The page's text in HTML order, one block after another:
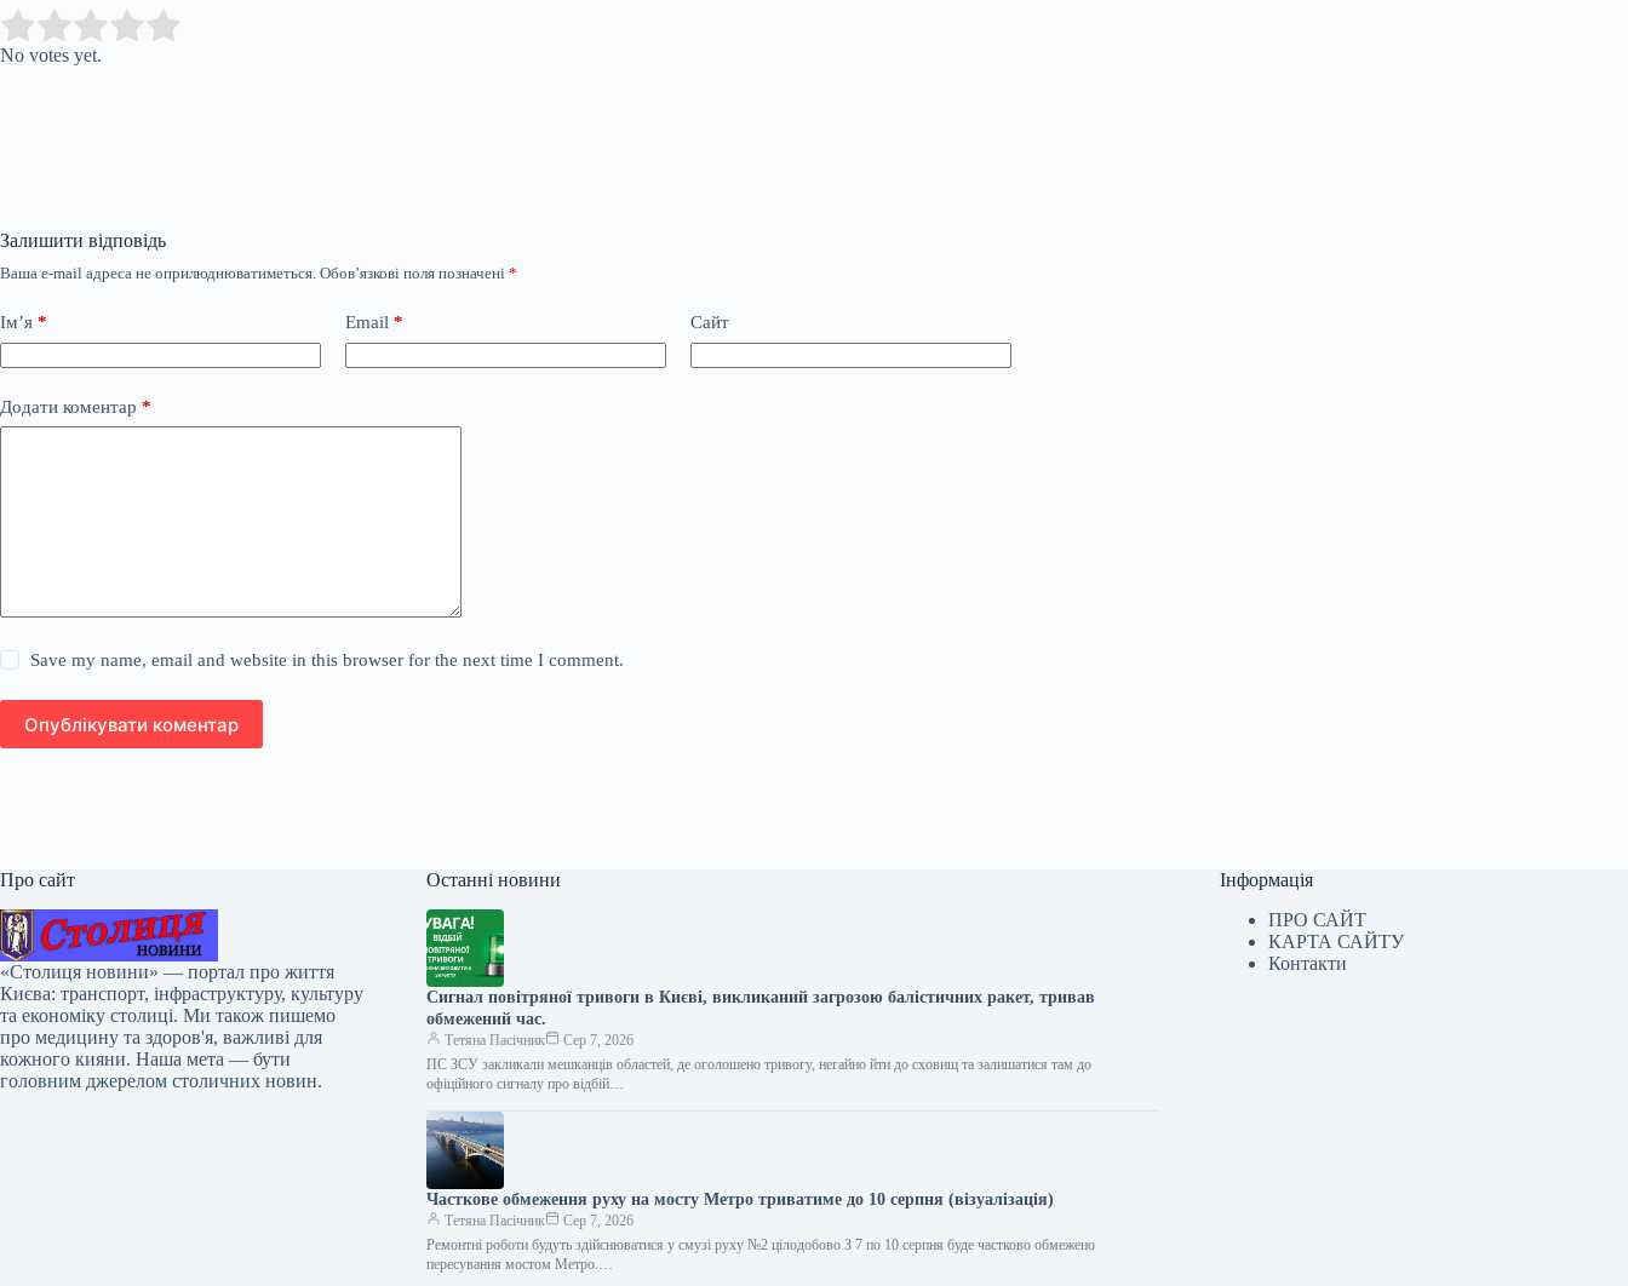
Rate this item:
No votes yet.
Залишити відповідь
Ваша e-mail адреса не оприлюднюватиметься. Обов’язкові поля позначені *
Ім’я * Email * Сайт
Додати коментар *
Save my name, email and website in this browser for the next time I comment.
Опублікувати коментар
Про сайт
«Столиця новини» — портал про життя
Києва: транспорт, інфраструктуру, культуру
та економіку столиці. Ми також пишемо
про медицину та здоров'я, важливі для
кожного кияни. Наша мета — бути
головним джерелом столичних новин.
Останні новини
Сигнал повітряної тривоги в Києві, викликаний загрозою балістичних ракет, тривав
обмежений час.
Тетяна Пасічник
Сер 7, 2026
ПС ЗСУ закликали мешканців областей, де оголошено тривогу, негайно йти до сховищ та залишатися там до
офіційного сигналу про відбій…
Часткове обмеження руху на мосту Метро триватиме до 10 серпня (візуалізація)
Тетяна Пасічник
Сер 7, 2026
Ремонтні роботи будуть здійснюватися у смузі руху №2 цілодобово З 7 по 10 серпня буде частково обмежено
пересування мостом Метро.…
Інформація
ПРО САЙТ
КАРТА САЙТУ
Контакти